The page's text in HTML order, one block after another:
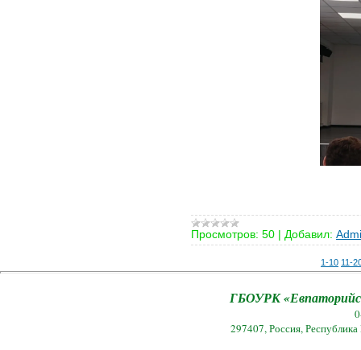
Просмотров: 50 | Добавил:
1-10 11-
ГБОУРК
297407, Россия,